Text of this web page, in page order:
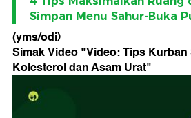
Simpan Menu Sahur-Buka
(yms/odi)
Simak Video "Video: Tips
Kolesterol dan Asam Urat"